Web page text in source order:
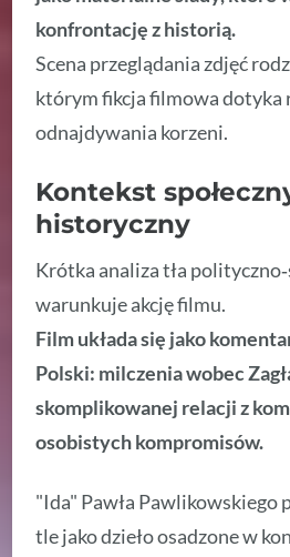
konfrontację z historią.
Scena przeglądania zdjęć
którym fikcja filmowa dotyka
odnajdywania korzeni.
Kontekst
historyczny
Krótka analiza tła
warunkuje akcję filmu.
Film układa się jako
Polski: milczenia wobec
skomplikowanej relacji z
osobistych kompromisów.
"Ida" Pawła Pawlikowskiego
tle jako dzieło osadzone w